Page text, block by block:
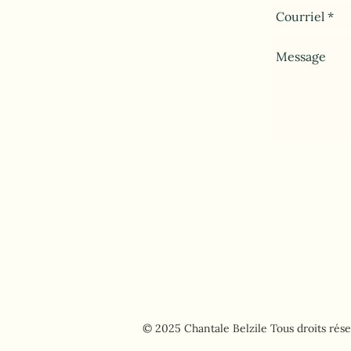
© 2025 Chantale Belzile Tous droits